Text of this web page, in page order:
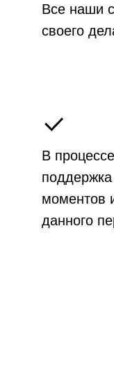
Все наши
своего
В
моментов
данного